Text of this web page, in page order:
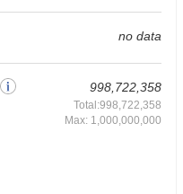
no data
998,722,358
Total:998,722,358
Max: 1,000,000,000